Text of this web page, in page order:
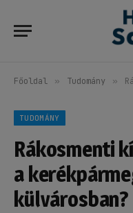
Főoldal » Tudomány »
TUDOMÁNY
Rákosmenti
a
külvárosban?